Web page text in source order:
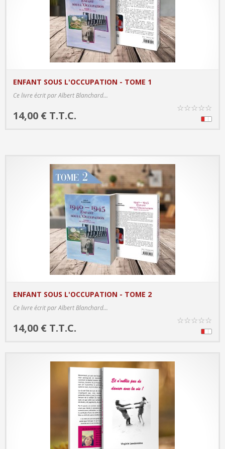
ENFANT SOUS L'OCCUPATION - TOME 1
Ce livre écrit par Albert Blanchard...
14,00 € T.T.C.
☆☆☆☆☆
ENFANT SOUS L'OCCUPATION - TOME 2
Ce livre écrit par Albert Blanchard...
14,00 € T.T.C.
☆☆☆☆☆